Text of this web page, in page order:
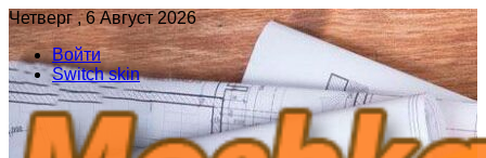
Четверг , 6 Август 2026
Войти
Switch skin